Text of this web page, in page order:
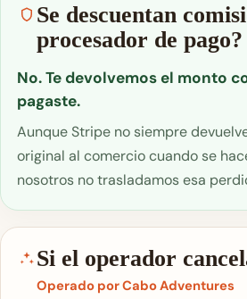
Se descuentan
procesador de pago?
No. Te devolvemos el monto
pagaste.
Aunque Stripe no siempre
original al comercio cuando se
nosotros no trasladamos esa
Si el operador
Operado por Cabo Adventures